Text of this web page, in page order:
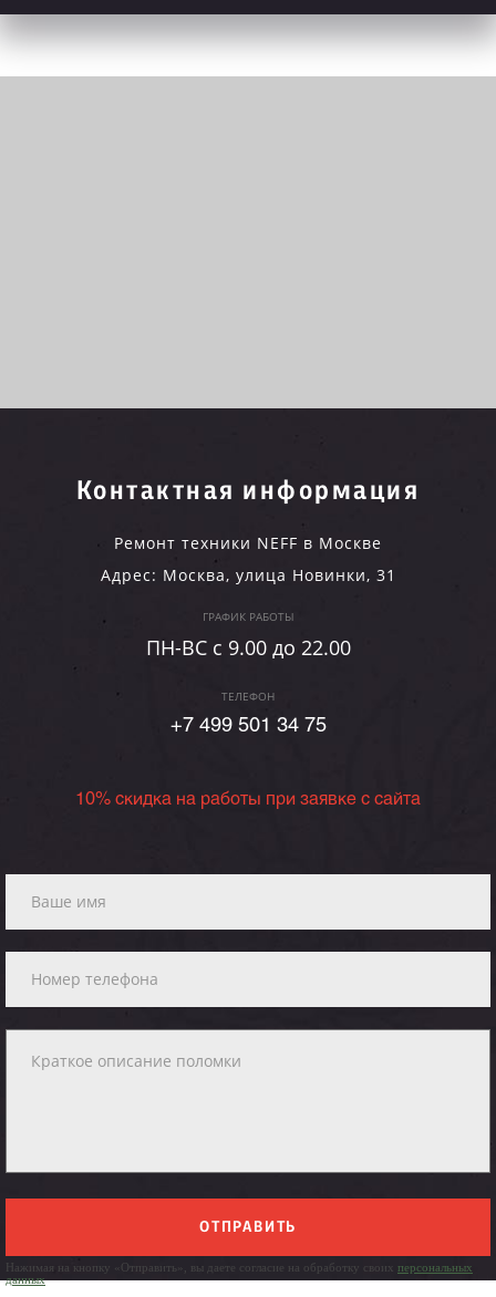
Контактная информация
Ремонт техники NEFF в Москве
Адрес: Москва, улица Новинки, 31
ГРАФИК РАБОТЫ
ПН-ВC c 9.00 до 22.00
ТЕЛЕФОН
+7 499 501 34 75
10% скидка на работы при заявке с сайта
ОТПРАВИТЬ
Нажимая на кнопку «Отправить», вы даете согласие на обработку своих персональных
данных